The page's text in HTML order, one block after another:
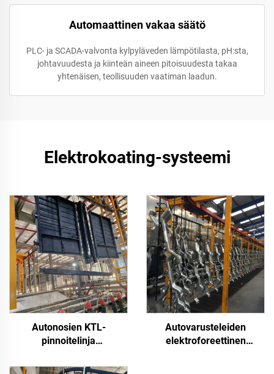
Automaattinen vakaa säätö
PLC- ja SCADA-valvonta kylpyläveden lämpötilasta, pH:sta,
johtavuudesta ja kiinteän aineen pitoisuudesta takaa
yhtenäisen, teollisuuden vaatiman laadun.
Elektrokoating-systeemi
Autonosien KTL-
pinnoitelinja
maalaamiseen
Autovarusteleiden
elektroforeettinen